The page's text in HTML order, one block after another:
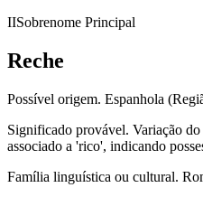
IISobrenome Principal
Reche
Possível origem. Espanhola
Significado provável. Variação
associado a 'rico', indicando
Família linguística ou cultural.